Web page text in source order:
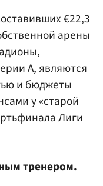
€22,3
арены
А, являются
и бюджеты
у «старой
Лиги
тренером.